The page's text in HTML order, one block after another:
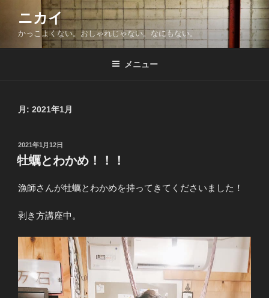
ン
ニカイ
かっこよくない。おしゃれじゃない。なにもない。
メニュー
月: 2021年1月
投
稿
日:
2021年1月12日
牡蠣とわかめ！！！
漁師さんが牡蠣とわかめを持ってきてくださいました！
剥き方講座中。